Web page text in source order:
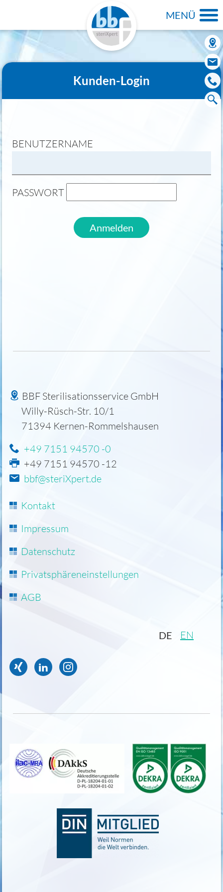
MENÜ
Kunden-Login
BENUTZERNAME
PASSWORT
Anmelden
BBF Sterilisationsservice GmbH
Willy-Rüsch-Str. 10/1
71394 Kernen-Rommelshausen
+49 7151 94570 -0
+49 7151 94570 -12
bbf@steriXpert.de
Navigation
Kontakt
Impressum
Datenschutz
Privatsphäreneinstellungen
AGB
DE EN